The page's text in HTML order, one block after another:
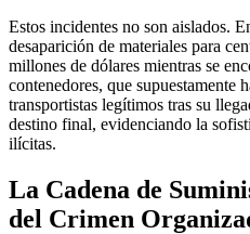
Estos incidentes no son aislados.
desaparición de materiales para
millones de dólares mientras se
contenedores, que supuestamente
transportistas legítimos tras su
destino final, evidenciando la
ilícitas.
La Cadena de
del Crimen